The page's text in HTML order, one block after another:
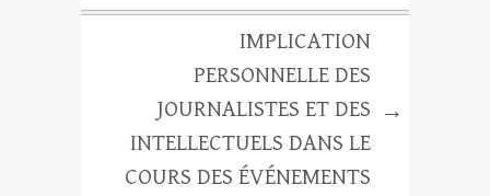
IMPLICATION
PERSONNELLE DES
JOURNALISTES ET DES
INTELLECTUELS DANS LE
COURS DES ÉVÉNEMENTS
→